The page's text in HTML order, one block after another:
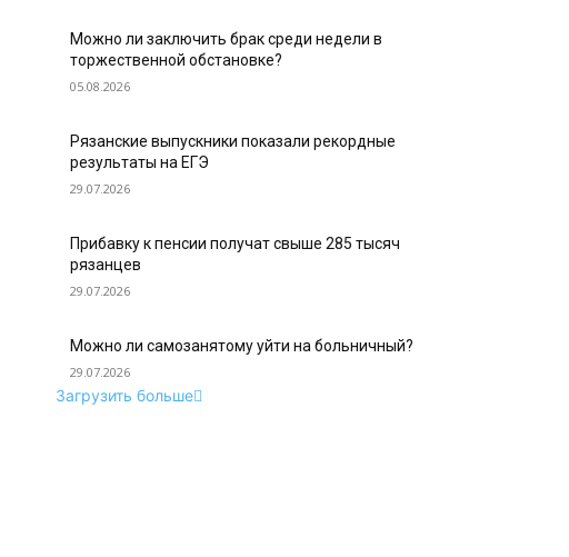
Можно ли заключить брак среди недели в
торжественной обстановке?
05.08.2026
Рязанские выпускники показали рекордные
результаты на ЕГЭ
29.07.2026
Прибавку к пенсии получат свыше 285 тысяч
рязанцев
29.07.2026
Можно ли самозанятому уйти на больничный?
29.07.2026
Загрузить больше